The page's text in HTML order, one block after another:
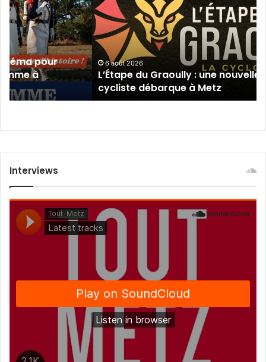
pour
à
:
une
nouvelle
épreuve
cycliste
débarque
Metz
6 août 2026
L’Étape du Graoully : une nouvelle
cycliste débarque à Metz
Interviews